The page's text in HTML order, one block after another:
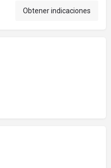
Obtener indicaciones